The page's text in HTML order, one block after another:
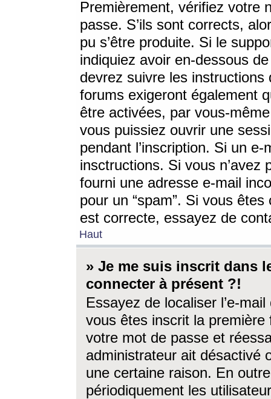
Premièrement, vérifiez votre
passe. S’ils sont corrects,
pu s’être produite. Si le
indiquiez avoir en-dessous
devrez suivre les
forums exigeront également
être activées, par vous-
vous puissiez ouvrir une
pendant l’inscription. Si un
insctructions. Si vous n’avez
fourni une adresse e-mail
pour un “spam”. Si vous
est correcte, essayez de
Haut
» Je me suis inscrit dans
connecter à présent ?!
Essayez de localiser l’e-
vous êtes inscrit la première
votre mot de passe et
administrateur ait désactivé
une certaine raison. En
périodiquement les